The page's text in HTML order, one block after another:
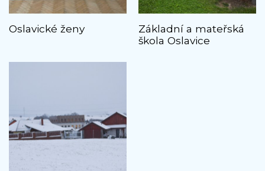
Oslavické ženy
Základní a mateřská
škola Oslavice